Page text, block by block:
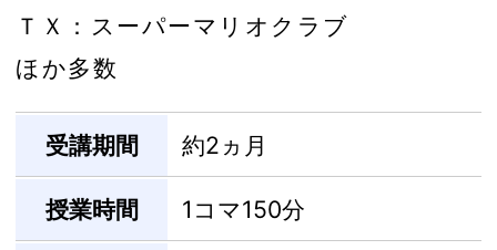
ＴＸ：スーパーマリオクラブ
ほか多数
受講期間 約2ヵ月
授業時間 1コマ150分